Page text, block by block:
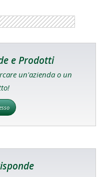
e Prodotti
un'azienda o un